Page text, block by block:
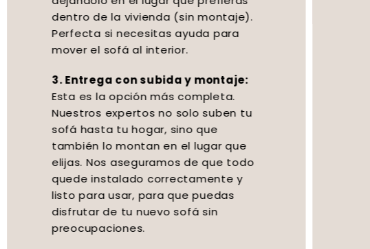
dentro de la vivienda (sin montaje).
Perfecta si necesitas ayuda para
mover el sofá al interior.
3. Entrega con subida y montaje:
Esta es la opción más completa.
Nuestros expertos no solo suben tu
sofá hasta tu hogar, sino que
también lo montan en el lugar que
elijas. Nos aseguramos de que todo
quede instalado correctamente y
listo para usar, para que puedas
disfrutar de tu nuevo sofá sin
preocupaciones.